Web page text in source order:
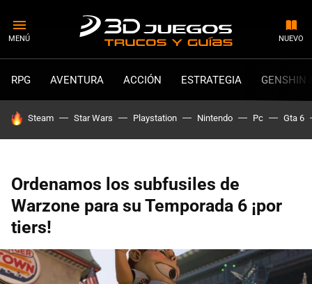
MENÚ NUEVO
RPG AVENTURA ACCIÓN ESTRATEGIA GENSHIN
HOY SE HABLA DE
Steam Star Wars Playstation Nintendo Pc Gta 6
Ordenamos los subfusiles de
Warzone para su Temporada 6 ¡por
tiers!